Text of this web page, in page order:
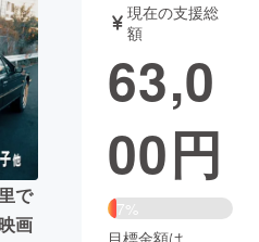
ェット
書籍・雑誌
チャレンジ
性化
で
画
現在の支援総
額
63,0
00円
7%
目標金額は